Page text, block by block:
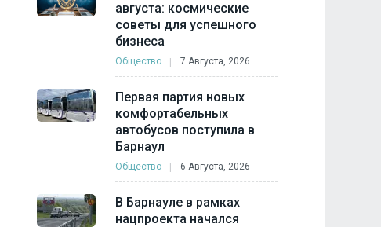
августа: космические
советы для успешного
бизнеса
Общество 7 Августа, 2026
Первая партия новых
комфортабельных
автобусов поступила в
Барнаул
Общество 6 Августа, 2026
В Барнауле в рамках
нацпроекта начался